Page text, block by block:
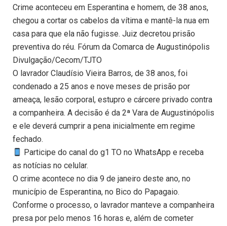
Crime aconteceu em Esperantina e homem, de 38 anos,
chegou a cortar os cabelos da vítima e mantê-la nua em
casa para que ela não fugisse. Juiz decretou prisão
preventiva do réu. Fórum da Comarca de Augustinópolis
Divulgação/Cecom/TJTO
O lavrador Claudísio Vieira Barros, de 38 anos, foi
condenado a 25 anos e nove meses de prisão por
ameaça, lesão corporal, estupro e cárcere privado contra
a companheira. A decisão é da 2ª Vara de Augustinópolis
e ele deverá cumprir a pena inicialmente em regime
fechado.
Participe do canal do g1 TO no WhatsApp e receba
as notícias no celular.
O crime acontece no dia 9 de janeiro deste ano, no
município de Esperantina, no Bico do Papagaio.
Conforme o processo, o lavrador manteve a companheira
presa por pelo menos 16 horas e, além de cometer